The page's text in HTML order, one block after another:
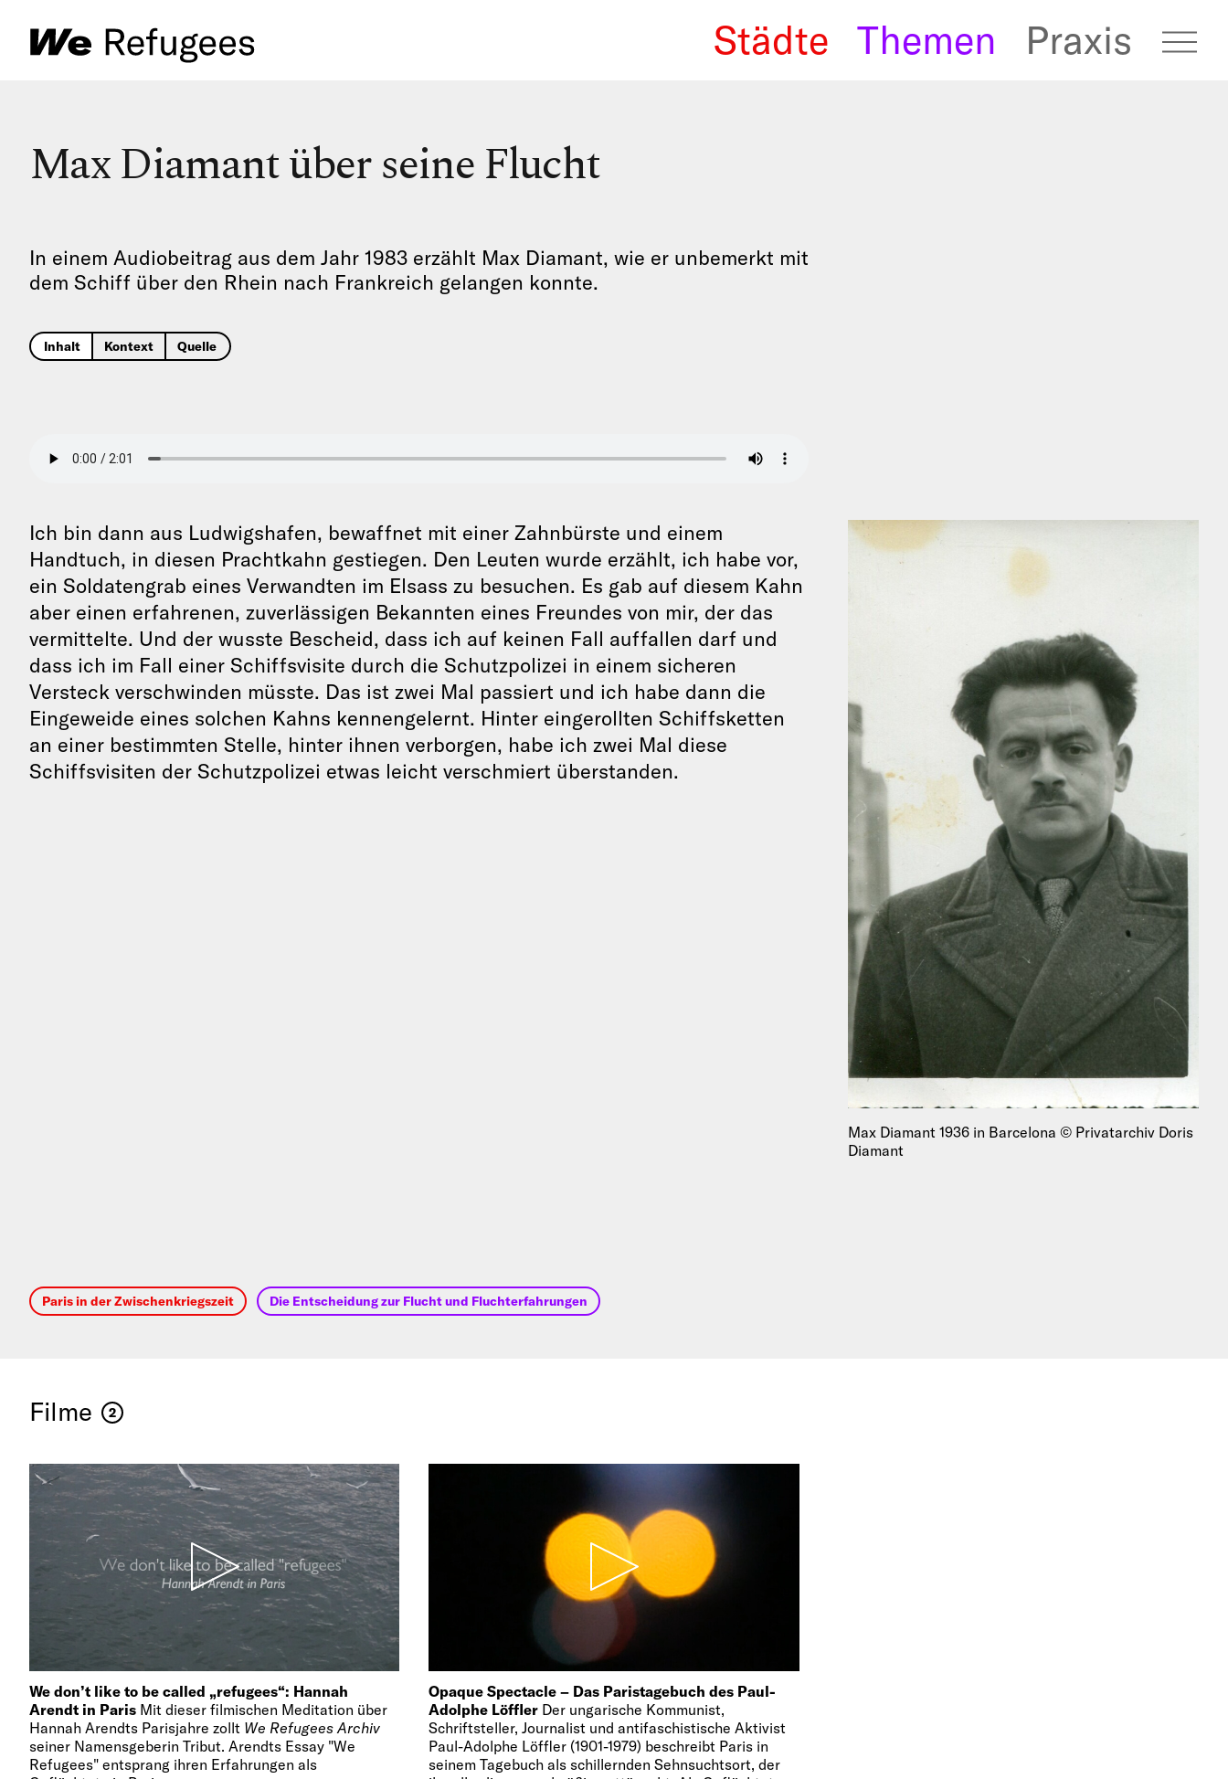
We Refugees Archive
Städte Themen Praxis
Max Diamant über seine Flucht
In einem Audiobeitrag aus dem Jahr 1983 erzählt Max Diamant, wie er unbemerkt mit
dem Schiff über den Rhein nach Frankreich gelangen konnte.
Inhalt Kontext Quelle
Max Diamant 1936 in Barcelona © Privatarchiv Doris
Diamant
Ich bin dann aus Ludwigshafen, bewaffnet mit einer Zahnbürste und einem
Handtuch, in diesen Prachtkahn gestiegen. Den Leuten wurde erzählt, ich habe vor,
ein Soldatengrab eines Verwandten im Elsass zu besuchen. Es gab auf diesem Kahn
aber einen erfahrenen, zuverlässigen Bekannten eines Freundes von mir, der das
vermittelte. Und der wusste Bescheid, dass ich auf keinen Fall auffallen darf und
dass ich im Fall einer Schiffsvisite durch die Schutzpolizei in einem sicheren
Versteck verschwinden müsste. Das ist zwei Mal passiert und ich habe dann die
Eingeweide eines solchen Kahns kennengelernt. Hinter eingerollten Schiffsketten
an einer bestimmten Stelle, hinter ihnen verborgen, habe ich zwei Mal diese
Schiffsvisiten der Schutzpolizei etwas leicht verschmiert überstanden.
Paris in der Zwischenkriegszeit Die Entscheidung zur Flucht und Fluchterfahrungen
Filme 2
We don’t like to be called „refugees“: Hannah
Arendt in Paris Mit dieser filmischen Meditation über
Hannah Arendts Parisjahre zollt We Refugees Archiv
seiner Namensgeberin Tribut. Arendts Essay "We
Refugees" entsprang ihren Erfahrungen als
Opaque Spectacle – Das Paristagebuch des Paul-
Adolphe Löffler Der ungarische Kommunist,
Schriftsteller, Journalist und antifaschistische Aktivist
Paul-Adolphe Löffler (1901-1979) beschreibt Paris in
seinem Tagebuch als schillernden Sehnsuchtsort, der